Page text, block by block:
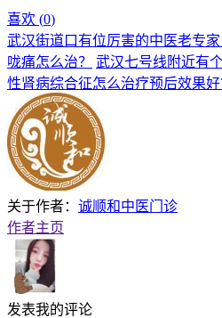
喜欢 (0)
武汉街道口有位厉害的中医老专
咙痛怎么治？
武汉七号线附近有
性肾病综合征怎么治疗预后效果好
关于作者： 诚顺和中医门诊
作者主页
发表我的评论